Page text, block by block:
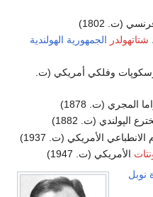
(ت. 1802)
شتاتهولدر الجمهورية الهولندية
وفلكي أمريكي (ت.
المجري (ت. 1878)
الپولندي (ت. 1882)
الأمريكي (ت. 1937)
الأمريكي (ت. 1947)
نوبل